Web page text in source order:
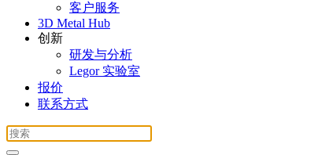
客户服务
3D Metal Hub
创新
研发与分析
Legor 实验室
报价
联系方式